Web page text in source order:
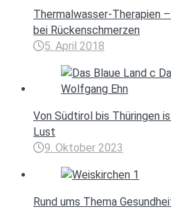
Thermalwasser-Therapien
bei Rückenschmerzen
5. April 2018
Von Südtirol bis Thüringen
Lust
9. Oktober 2023
Rund ums Thema